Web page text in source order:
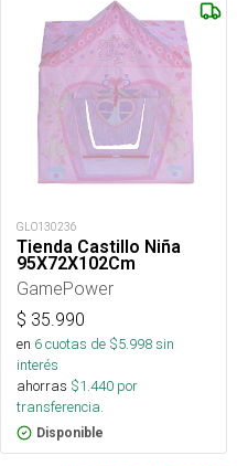
GLO130236
Tienda Castillo Niña
95X72X102Cm
GamePower
$ 35.990
en 6cuotas de $5.998sin
interés
ahorras $1.440 por
transferencia.
Disponible